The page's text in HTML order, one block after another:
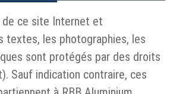
de ce site Internet et
textes, les photographies, les
sont protégés par des droits
Sauf indication contraire, ces